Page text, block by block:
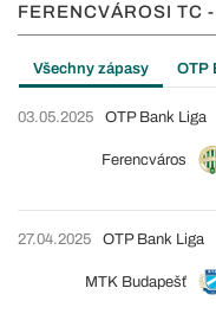
FERENCVÁROSI TC
Všechny zápasy OTP
03.05.2025
Ferencváros
OTP Bank Liga
27.04.2025
MTK Budapešť
OTP Bank Liga